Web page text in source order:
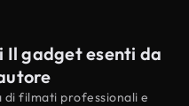
Il gadget esenti da
di filmati professionali e